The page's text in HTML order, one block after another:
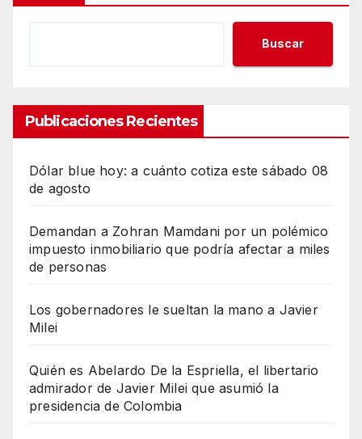
Buscar
Publicaciones Recientes
Dólar blue hoy: a cuánto cotiza este sábado 08
de agosto
Demandan a Zohran Mamdani por un polémico
impuesto inmobiliario que podría afectar a miles
de personas
Los gobernadores le sueltan la mano a Javier
Milei
Quién es Abelardo De la Espriella, el libertario
admirador de Javier Milei que asumió la
presidencia de Colombia